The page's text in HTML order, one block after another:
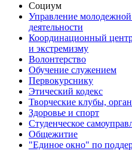
Социум
Управление
деятельности
Координационный
и экстремизму
Волонтерство
Обучение служением
Первокурснику
Этический кодекс
Творческие клубы,
Здоровье и спорт
Студенческое
Общежитие
"Единое окно" по